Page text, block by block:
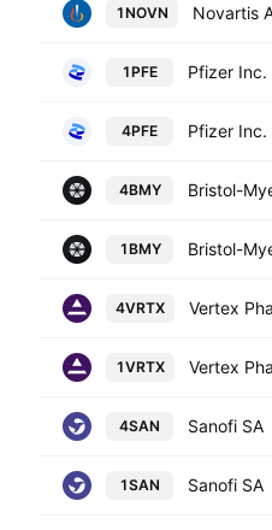
1NOVN Novartis
1PFE Pfizer Inc.
4PFE Pfizer Inc.
4BMY
1BMY
4VRTX
1VRTX
4SAN Sanofi SA
1SAN Sanofi SA